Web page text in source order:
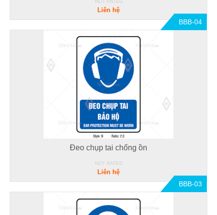
Liên hệ
BBB-04
Đeo chụp tai chống ồn
NOT RATED
Liên hệ
BBB-03